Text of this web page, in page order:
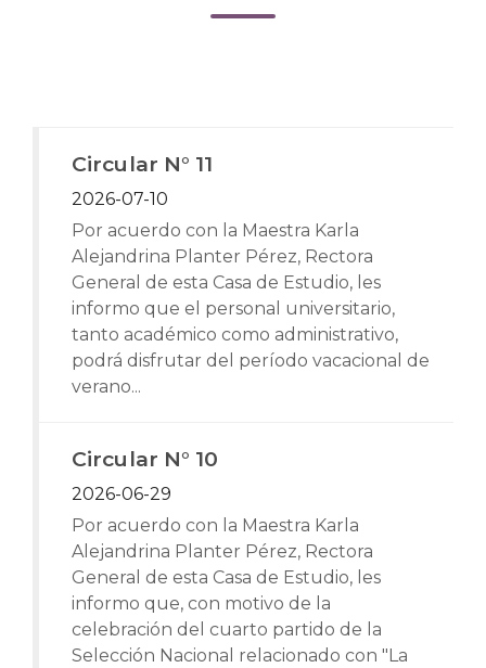
Circular N° 11
2026-07-10
Por acuerdo con la Maestra Karla
Alejandrina Planter Pérez, Rectora
General de esta Casa de Estudio, les
informo que el personal universitario,
tanto académico como administrativo,
podrá disfrutar del período vacacional de
verano...
Circular N° 10
2026-06-29
Por acuerdo con la Maestra Karla
Alejandrina Planter Pérez, Rectora
General de esta Casa de Estudio, les
informo que, con motivo de la
celebración del cuarto partido de la
Selección Nacional relacionado con "La